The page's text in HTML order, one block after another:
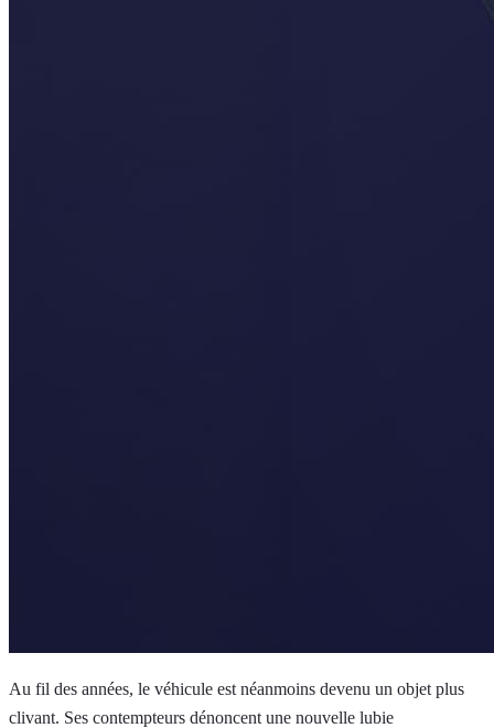
Au fil des années, le véhicule est néanmoins devenu un objet plus
clivant. Ses contempteurs dénoncent une nouvelle lubie